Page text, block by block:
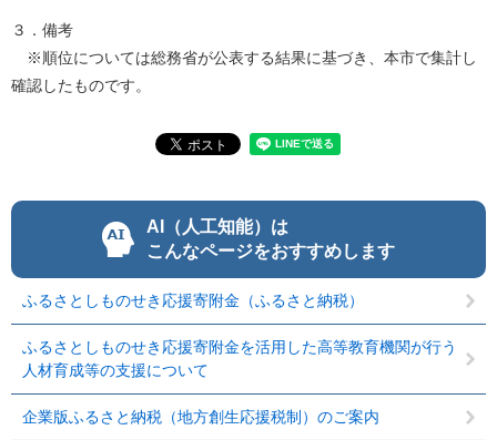
３．備考
※順位については総務省が公表する結果に基づき、本市で集計し
確認したものです。
AI（人工知能）は
こんなページをおすすめします
ふるさとしものせき応援寄附金（ふるさと納税）
ふるさとしものせき応援寄附金を活用した高等教育機関が行う
人材育成等の支援について
企業版ふるさと納税（地方創生応援税制）のご案内